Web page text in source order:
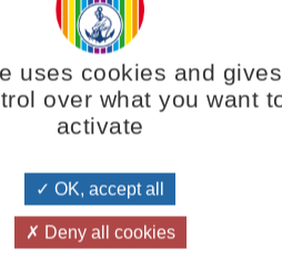
Vous voulez
uses cookies and gives
over what you want
activate
OK, accept all
Deny all cookies